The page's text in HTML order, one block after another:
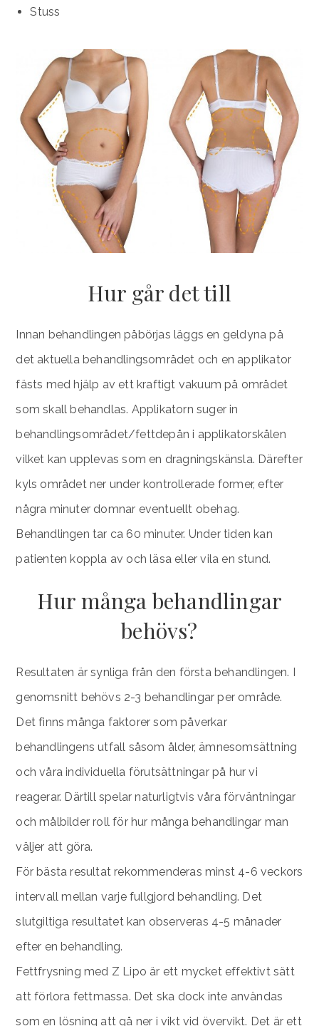
Stuss
Hur går det till
Innan behandlingen påbörjas läggs en geldyna på
det aktuella behandlingsområdet och en applikator
fästs med hjälp av ett kraftigt vakuum på området
som skall behandlas. Applikatorn suger in
behandlingsområdet/fettdepån i applikatorskålen
vilket kan upplevas som en dragningskänsla. Därefter
kyls området ner under kontrollerade former, efter
några minuter domnar eventuellt obehag.
Behandlingen tar ca 60 minuter. Under tiden kan
patienten koppla av och läsa eller vila en stund.
Hur många behandlingar
behövs?
Resultaten är synliga från den första behandlingen. I
genomsnitt behövs 2-3 behandlingar per område.
Det finns många faktorer som påverkar
behandlingens utfall såsom ålder, ämnesomsättning
och våra individuella förutsättningar på hur vi
reagerar. Därtill spelar naturligtvis våra förväntningar
och målbilder roll för hur många behandlingar man
väljer att göra.
För bästa resultat rekommenderas minst 4-6 veckors
intervall mellan varje fullgjord behandling. Det
slutgiltiga resultatet kan observeras 4-5 månader
efter en behandling.
Fettfrysning med Z Lipo är ett mycket effektivt sätt
att förlora fettmassa. Det ska dock inte användas
som en lösning att gå ner i vikt vid övervikt. Det är ett